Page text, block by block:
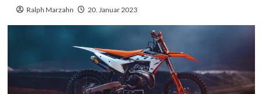
Ralph Marzahn 20. Januar 2023